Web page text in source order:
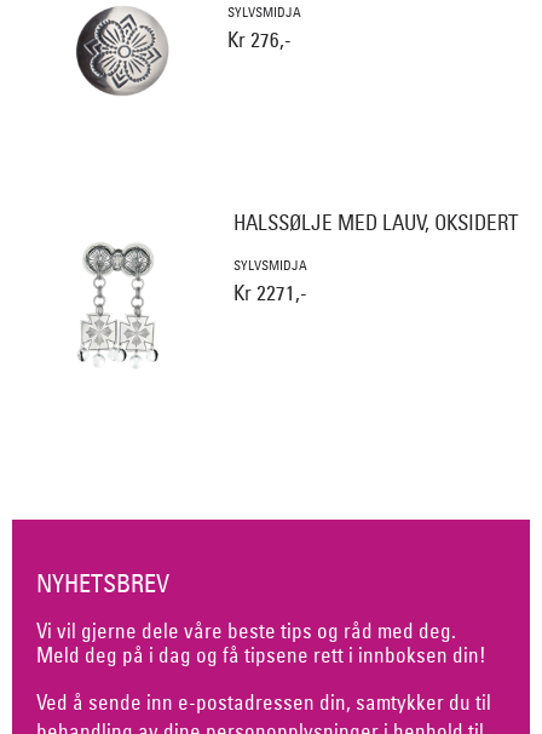
SYLVSMIDJA
Kr 276,-
HALSSØLJE MED LAUV, OKSIDERT
SYLVSMIDJA
Kr 2271,-
NYHETSBREV
Vi vil gjerne dele våre beste tips og råd med deg.
Meld deg på i dag og få tipsene rett i innboksen din!
Ved å sende inn e-postadressen din, samtykker du til